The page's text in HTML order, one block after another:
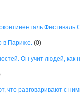
Фестиваль
в Париже. (0)
Он учит людей,
что разговаривают с